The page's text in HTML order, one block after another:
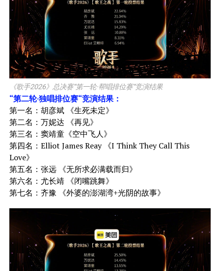
《歌手2026》总决赛“第一轮·帮唱排位赛“竞演结果
“第二轮·独唱排位赛“竞演结果：
第一名：胡彦斌 《生死未定》
第二名：万妮达 《再见》
第三名：窦靖童《空中飞人》
第四名：Elliot James Reay 《I Think They Call This
Love》
第五名：张远 《无所求必满载而归》
第六名：尤长靖 《闭嘴跳舞》
第七名：齐豫 《外婆的澎湖湾+光阴的故事》